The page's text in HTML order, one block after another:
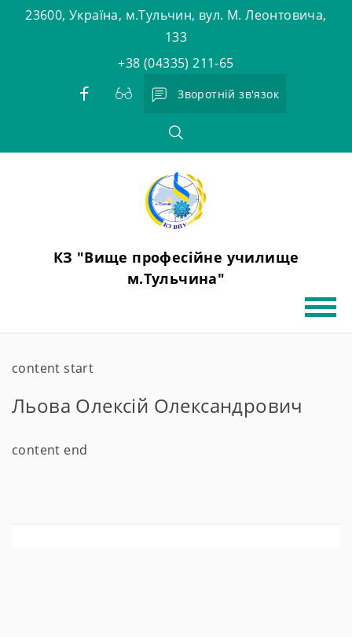
23600, Україна, м.Тульчин, вул. М. Леонтовича,
133
+38 (04335) 211-65
Зворотній зв'язок
КЗ "Вище професійне училище
м.Тульчина"
content start
Льова Олексій Олександрович
content end